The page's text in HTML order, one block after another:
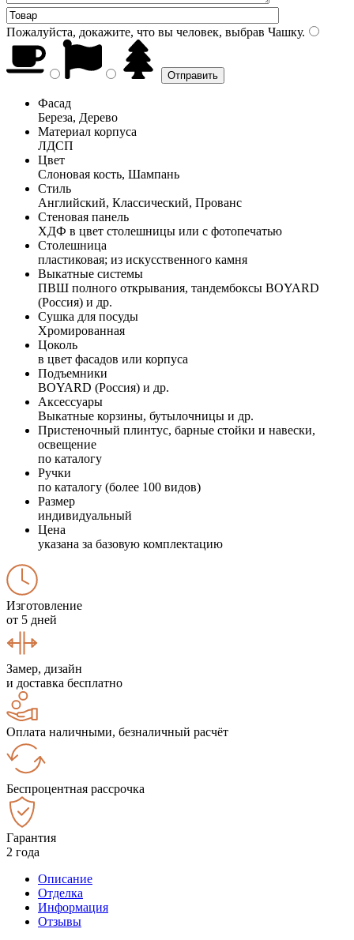
Пожалуйста, докажите, что вы человек, выбрав Чашку.
Фасад
Береза, Дерево
Материал корпуса
ЛДСП
Цвет
Слоновая кость, Шампань
Стиль
Английский, Классический, Прованс
Стеновая панель
ХДФ в цвет столешницы или с фотопечатью
Столешница
пластиковая; из искусственного камня
Выкатные системы
ПВШ полного открывания, тандембоксы BOYARD
(Россия) и др.
Сушка для посуды
Хромированная
Цоколь
в цвет фасадов или корпуса
Подъемники
BOYARD (Россия) и др.
Аксессуары
Выкатные корзины, бутылочницы и др.
Пристеночный плинтус, барные стойки и навески,
освещение
по каталогу
Ручки
по каталогу (более 100 видов)
Размер
индивидуальный
Цена
указана за базовую комплектацию
Изготовление
от 5 дней
Замер, дизайн
и доставка бесплатно
Оплата наличными, безналичный расчёт
Беспроцентная рассрочка
Гарантия
2 года
Описание
Отделка
Информация
Отзывы